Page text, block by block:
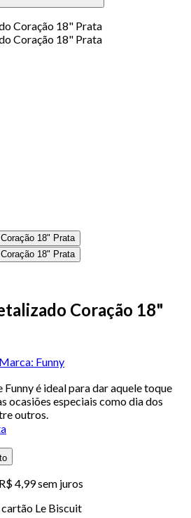
Coração 18"
Marca: Funny
é ideal para dar aquele toque
ocasiões especiais como dia dos
outros.
R$ 4,99sem juros
cartão Le Biscuit